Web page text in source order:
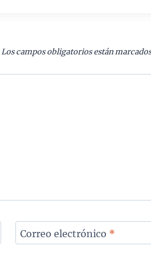
Los campos obligatorios están
Correo electrónico *